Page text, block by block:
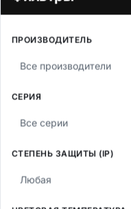
ПРОИЗВОДИТЕЛЬ
Все производители
СЕРИЯ
Все серии
СТЕПЕНЬ ЗАЩИТЫ (IP)
Любая
18
IP65
Светильник